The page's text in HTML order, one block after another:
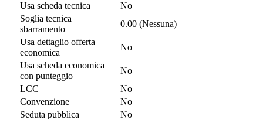
Usa scheda tecnica
No
Soglia tecnica
sbarramento
0.00 (Nessuna)
Usa dettaglio offerta
economica
No
Usa scheda economica
con punteggio
No
LCC
No
Convenzione
No
Seduta pubblica
No